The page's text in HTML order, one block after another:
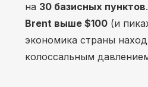
на 30 базисных пунктов
Brent выше $100 (и
экономика страны
колоссальным